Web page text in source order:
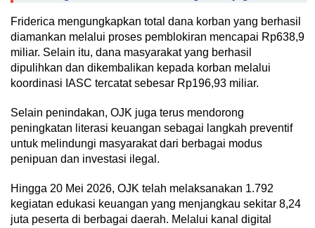
Friderica mengungkapkan total dana korban yang berhasil
diamankan melalui proses pemblokiran mencapai Rp638,9
miliar. Selain itu, dana masyarakat yang berhasil
dipulihkan dan dikembalikan kepada korban melalui
koordinasi IASC tercatat sebesar Rp196,93 miliar.
Selain penindakan, OJK juga terus mendorong
peningkatan literasi keuangan sebagai langkah preventif
untuk melindungi masyarakat dari berbagai modus
penipuan dan investasi ilegal.
Hingga 20 Mei 2026, OJK telah melaksanakan 1.792
kegiatan edukasi keuangan yang menjangkau sekitar 8,24
juta peserta di berbagai daerah. Melalui kanal digital